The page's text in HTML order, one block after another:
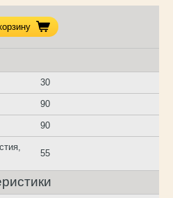
30
90
90
55